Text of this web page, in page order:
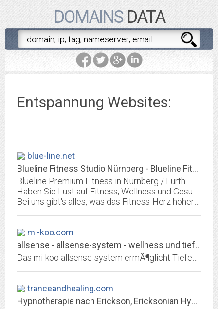
DOMAINSDATA
Entspannung Websites:
blue-line.net
Blueline Fitness Studio Nürnberg - Blueline Fitness Nürnberg
Blueline Premium Fitness in Nürnberg / Fürth:
Haben Sie Lust auf Fitness, Wellness und Gesundheit?
Bei uns gibt's alles, was das Fitness-Herz höher schlagen lässt.
mi-koo.com
allsense - allsense-system - wellness und tiefenentspannung
tranceandhealing.com
Hypnotherapie nach Erickson, Ericksonian Hypnotherapy, Trancen,...